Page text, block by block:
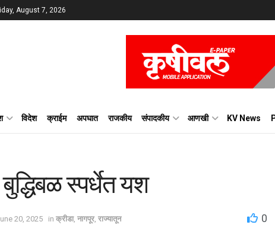
August 7, 2026
विदेश क्राईम अपघात राजकीय संपादकीय आणखी KV News
स्पर्धेत यश
20, 2025 in क्रीडा, नागपूर, राज्यातून 0